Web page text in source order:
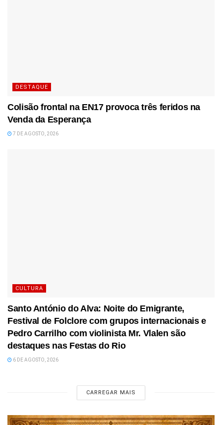
DESTAQUE
Colisão frontal na EN17 provoca três feridos na
Venda da Esperança
7 DE AGOSTO, 2026
CULTURA
Santo António do Alva: Noite do Emigrante,
Festival de Folclore com grupos internacionais e
Pedro Carrilho com violinista Mr. Vlalen são
destaques nas Festas do Rio
6 DE AGOSTO, 2026
CARREGAR MAIS